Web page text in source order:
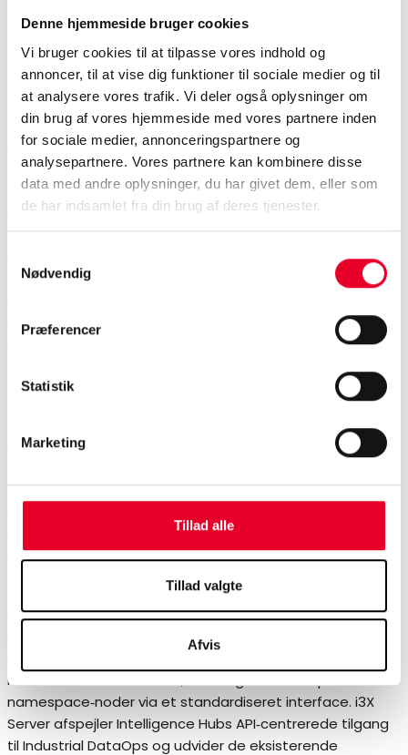
Denne hjemmeside bruger cookies
Vi bruger cookies til at tilpasse vores indhold og
annoncer, til at vise dig funktioner til sociale medier og til
at analysere vores trafik. Vi deler også oplysninger om
din brug af vores hjemmeside med vores partnere inden
for sociale medier, annonceringspartnere og
analysepartnere. Vores partnere kan kombinere disse
data med andre oplysninger, du har givet dem, eller som
de har indsamlet fra din brug af deres tjenester.
Nødvendig
Præferencer
Statistik
Marketing
Tillad alle
Tillad valgte
Afvis
i3X Server
Industrielle konnektivitetsstandarder har i vid udstrækning
fokuseret på telemetri og processtyring. For det bredere
sæt af interaktioner, som applikationer har behov for –
herunder browsing, transaktionelle læse- og
skriveoperationer samt historiske forespørgsler – er
landskabet fragmenteret. Hvor standarder findes, har
adoptionen været ujævn. I praksis implementerer hver
kræver specialtilpasning, og denne byrde vokser i takt
Industrial Information
at definere et fælles, applikationscentreret API, der
i3X‑specifikationen udvikles gennem CESMII med
systemintegratorer og slutbrugere. HighByte er en aktiv
Intelligence Hub introducerer en tidlig implementering af
i3X Server‑interfacet, hvilket gør Intelligence Hub til et af
de første produkter med i3X‑understøttelse.
i3X Server eksponerer Intelligence Hub‑namespace’et –
inklusive både det interne HighByte‑namespace og
klient. Klienter kan browse, læse og abonnere på
namespace‑noder via et standardiseret interface. i3X
Server afspejler Intelligence Hubs API‑centrerede tilgang
til Industrial DataOps og udvider de eksisterende